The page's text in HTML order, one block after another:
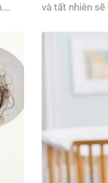
và tất nhiên
đừng lo,